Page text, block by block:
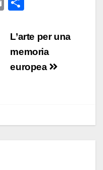
ail n
di
vi
L’arte per una
memoria
europea